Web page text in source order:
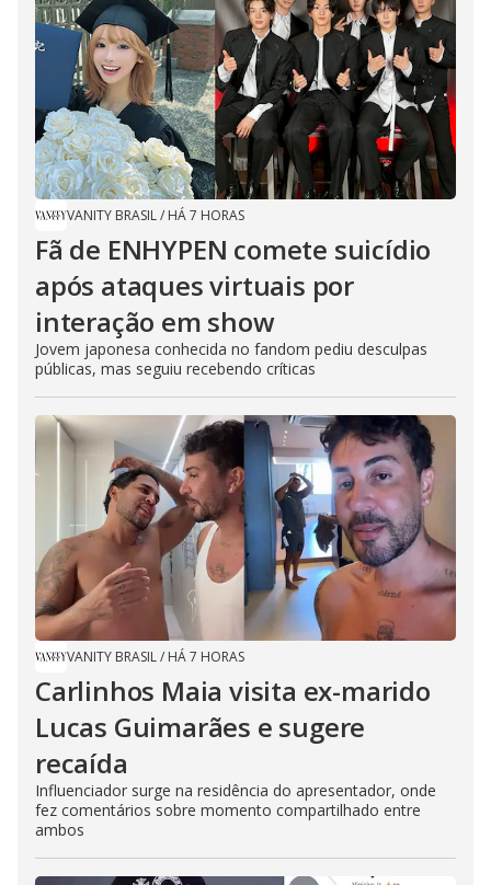
VANITY BRASIL/ HÁ 7 HORAS
Fã de ENHYPEN comete suicídio
após ataques virtuais por
interação em show
Jovem japonesa conhecida no fandom pediu desculpas
públicas, mas seguiu recebendo críticas
VANITY BRASIL/ HÁ 7 HORAS
Carlinhos Maia visita ex-marido
Lucas Guimarães e sugere
recaída
Influenciador surge na residência do apresentador, onde
fez comentários sobre momento compartilhado entre
ambos